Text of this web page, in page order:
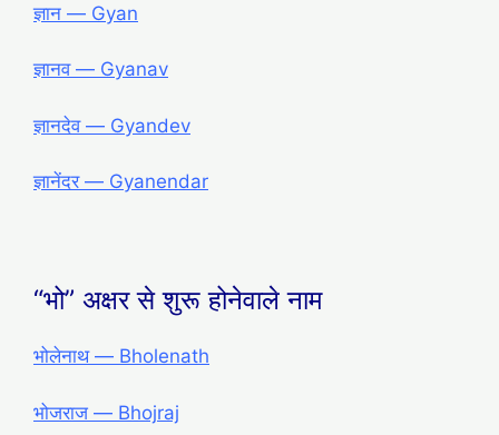
ज्ञान ― Gyan
ज्ञानव ― Gyanav
ज्ञानदेव ― Gyandev
ज्ञानेंदर ― Gyanendar
“भो” अक्षर से शुरू होनेवाले नाम
भोलेनाथ — Bholenath
भोजराज — Bhojraj